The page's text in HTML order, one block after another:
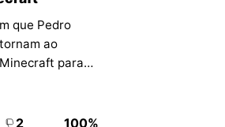
que Pedro
ao
para
2 100%